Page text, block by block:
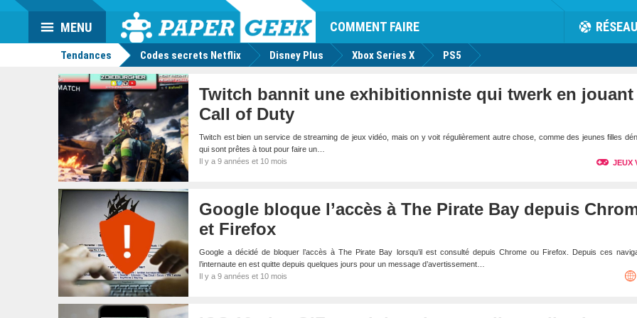
Actu
geek
COMMENT FAIRE RÉSEAU
MENU
Tendances Codes secrets Netflix Disney Plus Xbox Series X PS5
Twitch bannit une exhibitionniste qui twerk en jouant
Call of Duty
Twitch est bien un service de streaming de jeux vidéo, mais on y voit régulièrement autre chose, comme des jeunes filles
qui sont prêtes à tout pour faire un…
Il y a 9 années et 10 mois
JEUX
Google bloque l’accès à The Pirate Bay depuis
et Firefox
Google a décidé de bloquer l’accès à The Pirate Bay lorsqu’il est consulté depuis Chrome ou Firefox. Depuis ces
l’internaute en est quitte depuis quelques jours pour un message d’avertissement…
Il y a 9 années et 10 mois
Dark
Mode